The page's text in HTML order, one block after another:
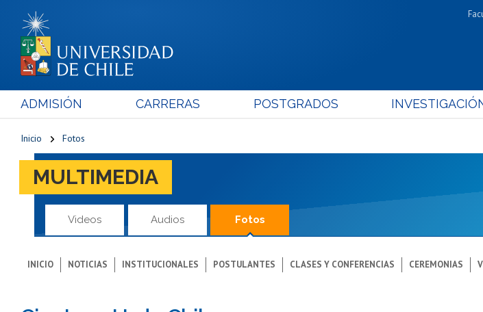
ADMISIÓN CARRERAS POSTGRADOS
Inicio Fotos
MULTIMEDIA
Videos Audios Fotos
INICIO NOTICIAS INSTITUCIONALES POSTULANTES CLASES Y CONFERENCIAS CEREMONIAS